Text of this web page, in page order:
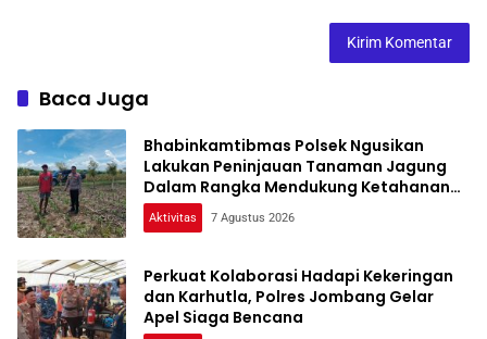
Baca Juga
Bhabinkamtibmas Polsek Ngusikan
Lakukan Peninjauan Tanaman Jagung
Dalam Rangka Mendukung Ketahanan
Pangan
Aktivitas 7 Agustus 2026
Perkuat Kolaborasi Hadapi Kekeringan
dan Karhutla, Polres Jombang Gelar
Apel Siaga Bencana